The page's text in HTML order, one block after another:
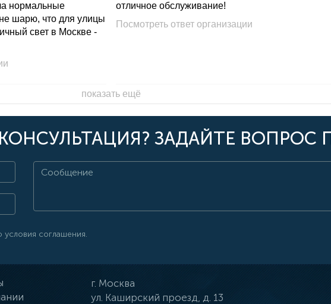
нормальные
шарю, что для улицы
свет в Москве -
отличное обслуживание!
Посмотреть ответ организации
показать ещё
ЗАДАЙТЕ ВОПРОС
соглашения.
г. Москва
ул. Каширский проезд, д. 13